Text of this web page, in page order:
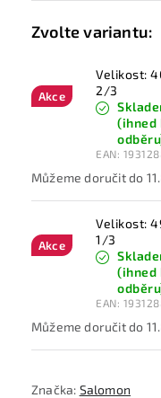
Akce
Velikost:
2/3
(ihned
EAN:
Akce
Velikost:
1/3
(ihned
EAN:
Značka: Salomon